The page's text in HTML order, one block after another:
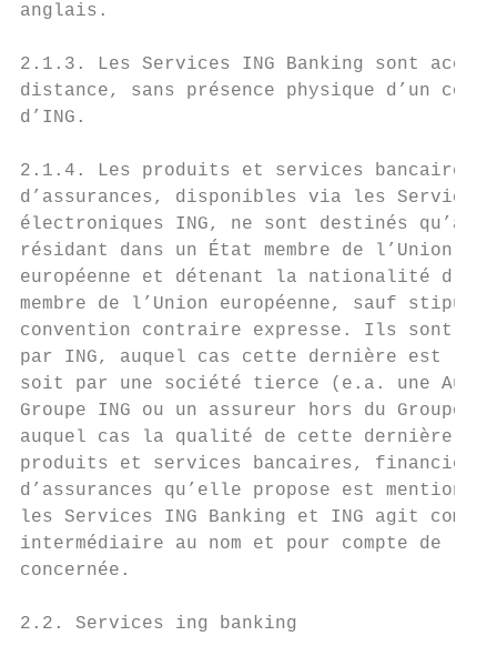
anglais.
2.1.3. Les Services ING Banking sont
distance, sans présence physique d’un
d’ING.
2.1.4. Les produits et services bancaires,
d’assurances, disponibles via les
électroniques ING, ne sont destinés
résidant dans un État membre de
européenne et détenant la nationalité
membre de l’Union européenne, sauf
convention contraire expresse. Ils sont
par ING, auquel cas cette dernière est le
soit par une société tierce (e.a. une
Groupe ING ou un assureur hors du
auquel cas la qualité de cette dernière
produits et services bancaires,
d’assurances qu’elle propose est
les Services ING Banking et ING agit
intermédiaire au nom et pour compte de
concernée.
2.2. Services ing banking